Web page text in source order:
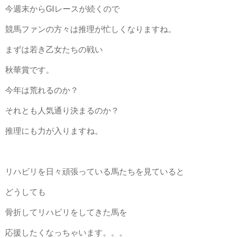
今週末からGⅠレースが続くので
競馬ファンの方々は推理が忙しくなりますね。
まずは若き乙女たちの戦い
秋華賞です。
今年は荒れるのか？
それとも人気通り決まるのか？
推理にも力が入りますね。
リハビリを日々頑張っている馬たちを見ていると
どうしても
骨折してリハビリをしてきた馬を
応援したくなっちゃいます。。。